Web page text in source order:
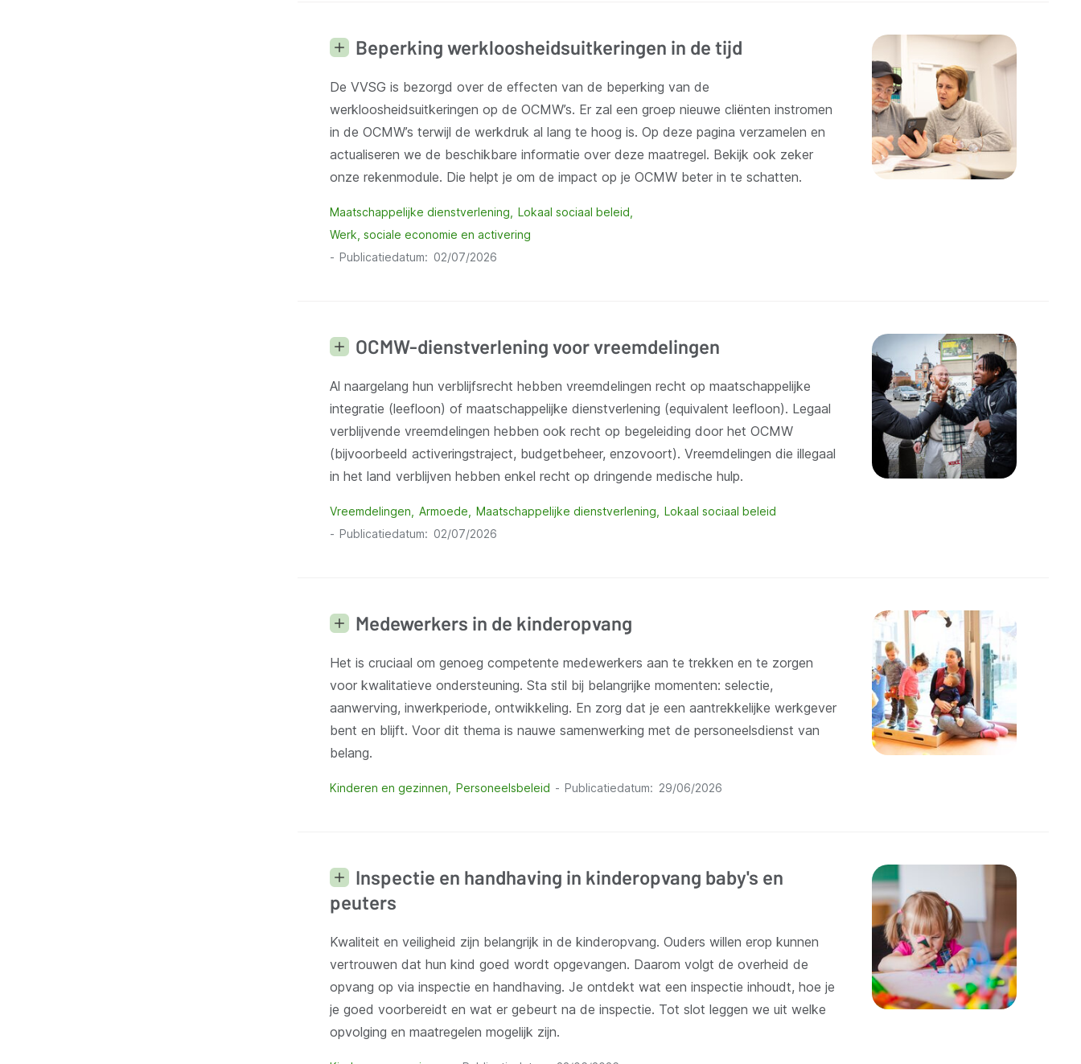
Beperking werkloosheidsuitkeringen in de tijd
De VVSG is bezorgd over de effecten van de beperking van de
werkloosheidsuitkeringen op de OCMW’s. Er zal een groep nieuwe cliënten instromen
in de OCMW’s terwijl de werkdruk al lang te hoog is. Op deze pagina verzamelen en
actualiseren we de beschikbare informatie over deze maatregel. Bekijk ook zeker
onze rekenmodule. Die helpt je om de impact op je OCMW beter in te schatten.
Maatschappelijke dienstverlening
Lokaal sociaal beleid
Werk, sociale economie en activering
Publicatiedatum
02/07/2026
OCMW-dienstverlening voor vreemdelingen
Al naargelang hun verblijfsrecht hebben vreemdelingen recht op maatschappelijke
integratie (leefloon) of maatschappelijke dienstverlening (equivalent leefloon). Legaal
verblijvende vreemdelingen hebben ook recht op begeleiding door het OCMW
(bijvoorbeeld activeringstraject, budgetbeheer, enzovoort). Vreemdelingen die illegaal
in het land verblijven hebben enkel recht op dringende medische hulp.
Vreemdelingen Armoede Maatschappelijke dienstverlening
Lokaal sociaal beleid
Publicatiedatum
02/07/2026
Medewerkers in de kinderopvang
Het is cruciaal om genoeg competente medewerkers aan te trekken en te zorgen
voor kwalitatieve ondersteuning. Sta stil bij belangrijke momenten: selectie,
aanwerving, inwerkperiode, ontwikkeling. En zorg dat je een aantrekkelijke werkgever
bent en blijft. Voor dit thema is nauwe samenwerking met de personeelsdienst van
belang.
Kinderen en gezinnen Personeelsbeleid Publicatiedatum 29/06/2026
Inspectie en handhaving in kinderopvang baby's en
peuters
Kwaliteit en veiligheid zijn belangrijk in de kinderopvang. Ouders willen erop kunnen
vertrouwen dat hun kind goed wordt opgevangen. Daarom volgt de overheid de
opvang op via inspectie en handhaving. Je ontdekt wat een inspectie inhoudt, hoe je
je goed voorbereidt en wat er gebeurt na de inspectie. Tot slot leggen we uit welke
opvolging en maatregelen mogelijk zijn.